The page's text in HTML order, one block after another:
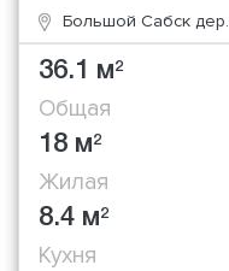
Большой Сабск дер.
36.1 м2
Общая
18 м2
Жилая
8.4 м2
Кухня